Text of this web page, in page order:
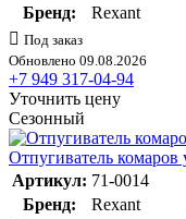
Бренд:
Rexant
Под заказ
Обновлено 09.08.2026
+7 949 317-04-94
Уточнить цену
Сезонный
Отпугиватель комаров
Артикул: 71-0014
Бренд:
Rexant